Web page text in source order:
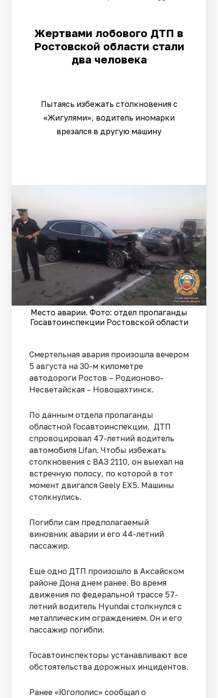
Жертвами лобового ДТП в
Ростовской области стали
два человека
Пытаясь избежать столкновения с
«Жигулями», водитель иномарки
врезался в другую машину
Место аварии. Фото: отдел пропаганды
Госавтоинспекции Ростовской области
Смертельная авария произошла вечером
5 августа на 30-м километре
автодороги Ростов – Родионово-
Несветайская – Новошахтинск.
По данным отдела пропаганды
областной Госавтоинспекции, ДТП
спровоцировал 47-летний водитель
автомобиля Lifan. Чтобы избежать
столкновения с ВАЗ 2110, он выехал на
встречную полосу, по которой в тот
момент двигался Geely EX5. Машины
столкнулись.
Погибли сам предполагаемый
виновник аварии и его 44-летний
пассажир.
Еще одно ДТП произошло в Аксайском
районе Дона днем ранее. Во время
движения по федеральной трассе 57-
летний водитель Hyundai столкнулся с
металлическим ограждением. Он и его
пассажир погибли.
Госавтоинспекторы устанавливают все
обстоятельства дорожных инцидентов.
Ранее «Югополис» сообщал о